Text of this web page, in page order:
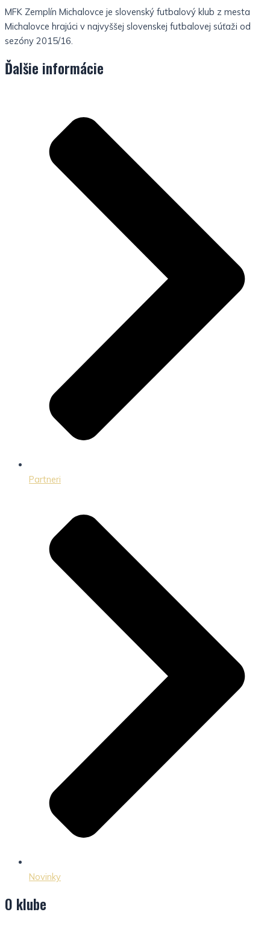
MFK Zemplín Michalovce je slovenský futbalový klub z mesta
Michalovce hrajúci v najvyššej slovenskej futbalovej súťaži od
sezóny 2015/16.
Ďalšie informácie
Partneri
Novinky
O klube